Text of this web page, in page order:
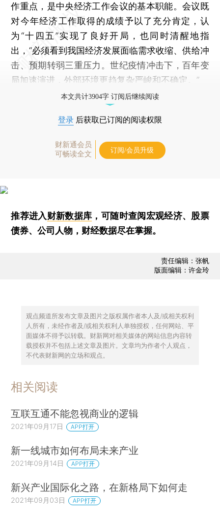
作重点，是中央经济工作会议的基本职能。会议既
对今年经济工作取得的成绩予以了充分肯定，认
为“十四五”实现了良好开局，也同时清醒地指
出，“必须看到我国经济发展面临需求收缩、供给冲
击、预期转弱三重压力。世纪疫情冲击下，百年变
局加速演进，外部环境更趋复杂严峻和不确定。”
本文共计3904字 订阅后继续阅读
登录 后获取已订阅的阅读权限
财新通会员
可畅读全文
订阅/会员升级
推荐进入财新数据库 ，可随时查阅宏观经济、股票
债券、公司人物，财经数据尽在掌握。
责任编辑：张帆
版面编辑：许金玲
观点频道所发布文章及图片之版权属作者本人及/或相关权利
人所有，未经作者及/或相关权利人单独授权，任何网站、平
面媒体不得予以转载。财新网对相关媒体的网站信息内容转
载授权并不包括上述文章及图片。文章均为作者个人观点，
不代表财新网的立场和观点。
相关阅读
互联互通不能忽视商业的逻辑
2021年09月17日 APP打开
新一线城市如何布局未来产业
2021年09月14日 APP打开
新兴产业国际化之路，在新格局下如何走
2021年09月03日 APP打开